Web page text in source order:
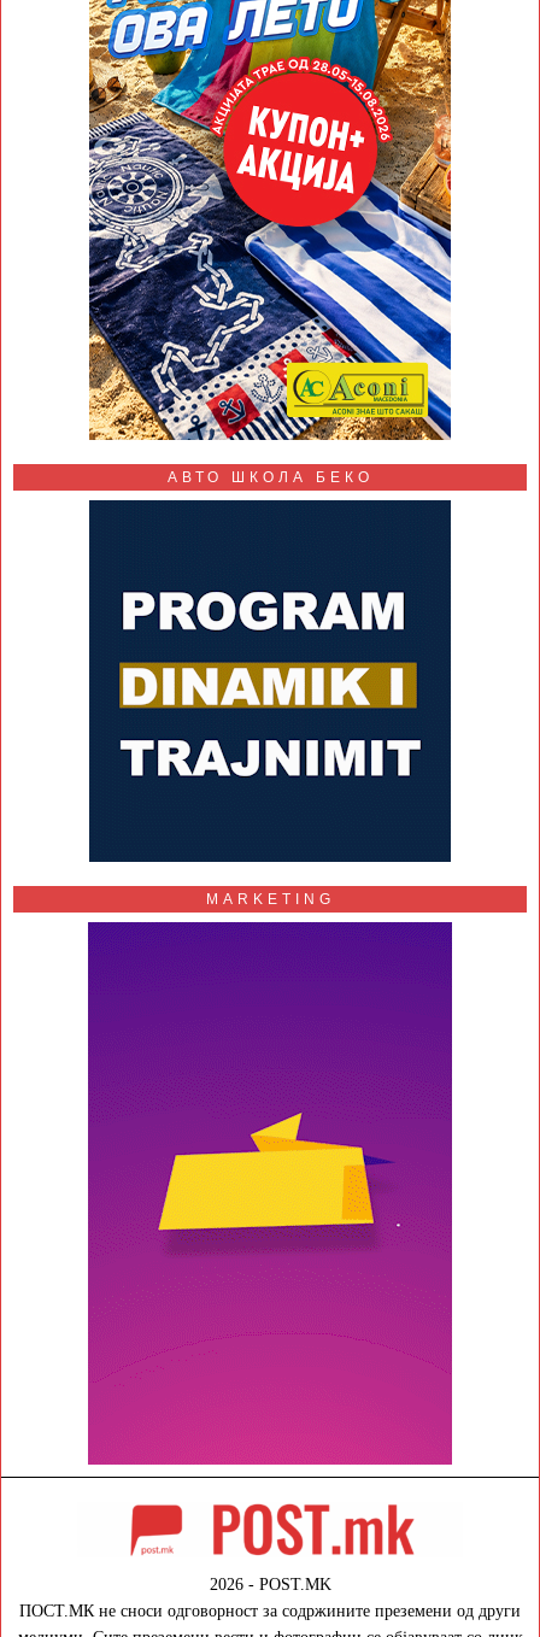
АВТО ШКОЛА БЕКО
MARKETING
2026 - POST.MK
ПОСТ.МК не сноси одговорност за содржините преземени од други